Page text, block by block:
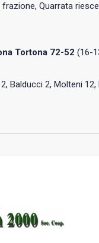
Quarrata
Tortona 72-52 (16-
Balducci 2, Molteni